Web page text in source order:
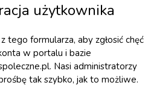
użytkownika
tego formularza, aby zgłosić chęć
w portalu i bazie
Nasi administratorzy
tak szybko, jak to możliwe.